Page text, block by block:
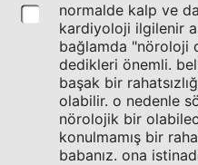
normalde kalp ve
kardiyoloji ilgilenir
bağlamda "nöroloji
dedikleri önemli.
başak bir
olabilir. o nedenle
nörolojik bir
konulmamış bir
babanız. ona